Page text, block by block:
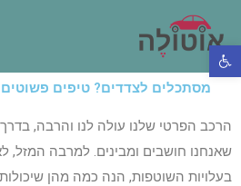
פתח סרגל נגישות
מסתכלים לצדדים? טיפים
הרכב הפרטי שלנו עולה לנו והרבה,
שאנחנו חושבים ומבינים. למרבה המזל,
בעלויות השוטפות, הנה כמה מהן